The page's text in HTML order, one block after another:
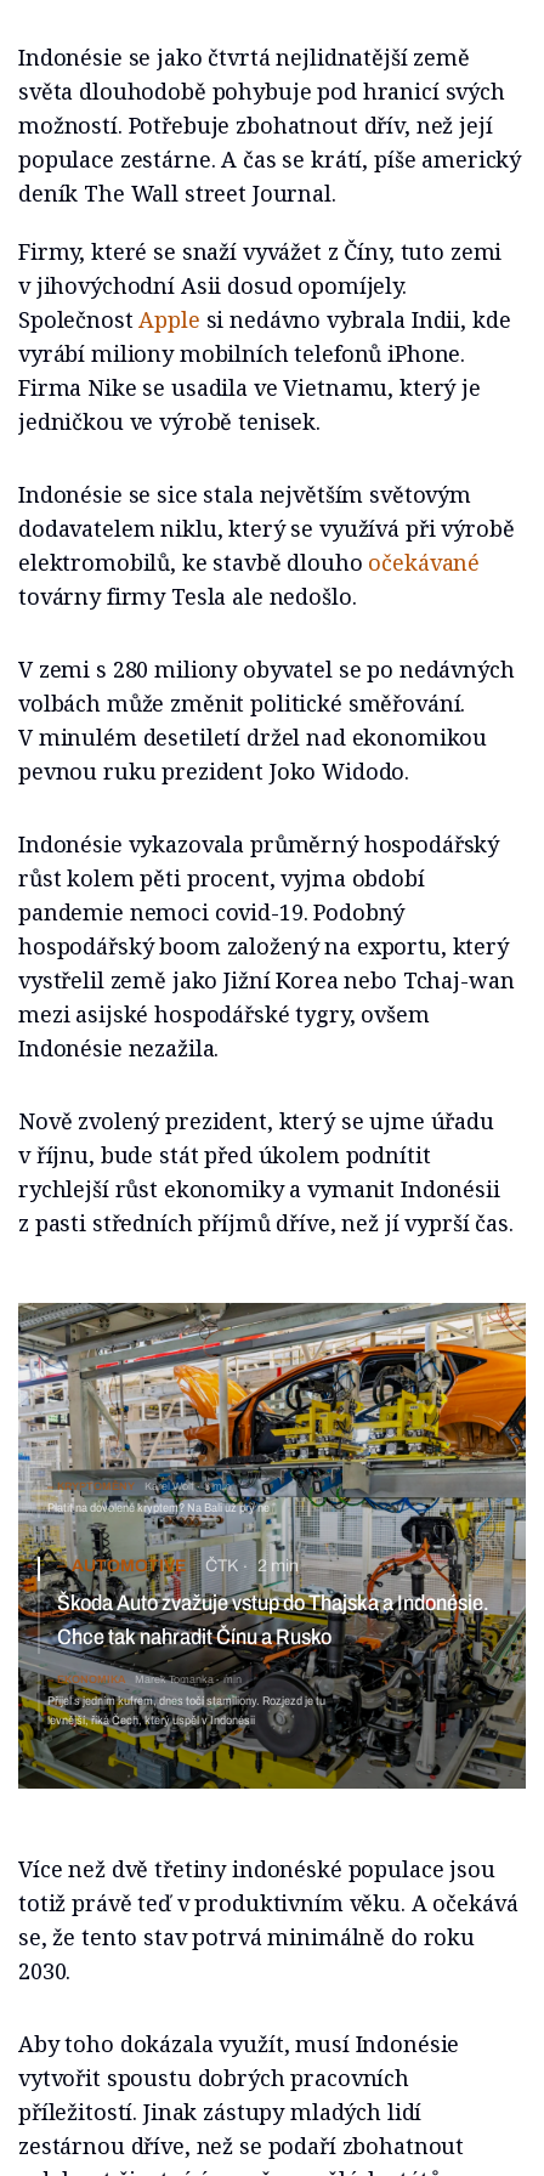
Indonésie se jako čtvrtá nejlidnatější země
světa dlouhodobě pohybuje pod hranicí svých
možností. Potřebuje zbohatnout dřív, než její
populace zestárne. A čas se krátí, píše americký
deník The Wall street Journal.
Firmy, které se snaží vyvážet z Číny, tuto zemi
v jihovýchodní Asii dosud opomíjely.
SpolečnostApple si nedávno vybrala Indii, kde
vyrábí miliony mobilních telefonů iPhone.
Firma Nike se usadila ve Vietnamu, který je
jedničkou ve výrobě tenisek.
Indonésie se sice stala největším světovým
dodavatelem niklu, který se využívá při výrobě
elektromobilů, ke stavbě dlouho očekávané
továrny firmy Tesla ale nedošlo.
V zemi s 280 miliony obyvatel se po nedávných
volbách může změnit politické směřování.
V minulém desetiletí držel nad ekonomikou
pevnou ruku prezident Joko Widodo.
Indonésie vykazovala průměrný hospodářský
růst kolem pěti procent, vyjma období
pandemie nemoci covid-19. Podobný
hospodářský boom založený na exportu, který
vystřelil země jako Jižní Korea nebo Tchaj-wan
mezi asijské hospodářské tygry, ovšem
Indonésie nezažila.
Nově zvolený prezident, který se ujme úřadu
v říjnu, bude stát před úkolem podnítit
rychlejší růst ekonomiky a vymanit Indonésii
z pasti středních příjmů dříve, než jí vyprší čas.
KRYPTOMĚNY Karel Wolf 3 min
Platit na dovolené kryptem? Na Bali už prý ne
AUTOMOTIVE ČTK 2 min
Škoda Auto zvažuje vstup do Thajska a Indonésie.
Chce tak nahradit Čínu a Rusko
EKONOMIKA Marek Tomanka min
Přijel s jedním kufrem, dnes točí stamiliony. Rozjezd je tu
levnější, říká Čech, který uspěl v Indonésii
Více než dvě třetiny indonéské populace jsou
totiž právě teď v produktivním věku. A očekává
se, že tento stav potrvá minimálně do roku
2030.
Aby toho dokázala využít, musí Indonésie
vytvořit spoustu dobrých pracovních
příležitostí. Jinak zástupy mladých lidí
zestárnou dříve, než se podaří zbohatnout